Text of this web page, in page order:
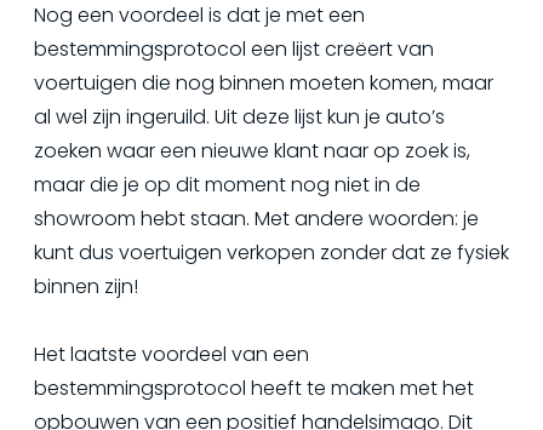
Nog een voordeel is dat je met een
bestemmingsprotocol een lijst creëert van
voertuigen die nog binnen moeten komen, maar
al wel zijn ingeruild. Uit deze lijst kun je auto’s
zoeken waar een nieuwe klant naar op zoek is,
maar die je op dit moment nog niet in de
showroom hebt staan. Met andere woorden: je
kunt dus voertuigen verkopen zonder dat ze fysiek
binnen zijn!
Het laatste voordeel van een
bestemmingsprotocol heeft te maken met het
opbouwen van een positief handelsimago. Dit